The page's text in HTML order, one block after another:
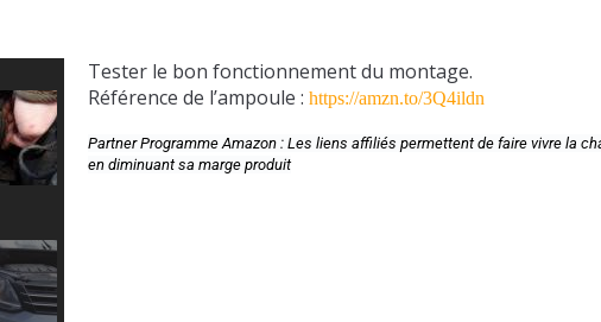
Tester le bon fonctionnement du montage.
Référence de l’ampoule : https://amzn.to/3Q4ildn
Partner Programme Amazon : Les liens affiliés permettent de faire vivre la
en diminuant sa marge produit